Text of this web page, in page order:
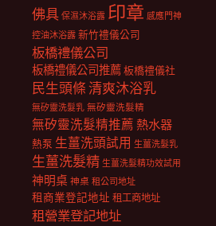
佛具 保濕沐浴露 印章 感應門神
控油沐浴露 新竹禮儀公司
板橋禮儀公司
板橋禮儀公司推薦板橋禮儀社
民生頭條清爽沐浴乳
無矽靈洗髮乳 無矽靈洗髮精
無矽靈洗髮精推薦 熱水器
熱泵 生薑洗頭試用 生薑洗髮乳
生薑洗髮精 生薑洗髮精功效試用
神明桌 神桌 租公司地址
租商業登記地址 租工商地址
租營業登記地址